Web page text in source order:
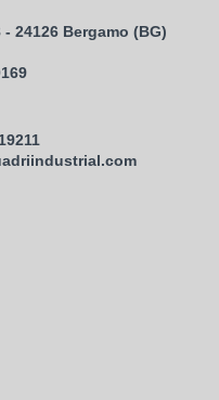
24126 Bergamo (BG)